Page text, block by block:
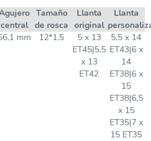
central
Tamaño
de rosca
Llanta
original
Llanta
mm 12*1,5
5 x 13
ET45|5,5
x 13
ET42
5,5 x 14
ET43|6 x
14
ET38|6 x
15
ET38|6,5
x 15
ET35|7 x
15 ET35